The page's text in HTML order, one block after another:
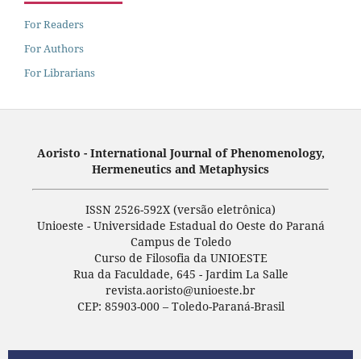
For Readers
For Authors
For Librarians
Aoristo - International Journal of Phenomenology,
Hermeneutics and Metaphysics
ISSN 2526-592X (versão eletrônica)
Unioeste - Universidade Estadual do Oeste do Paraná
Campus de Toledo
Curso de Filosofia da UNIOESTE
Rua da Faculdade, 645 - Jardim La Salle
revista.aoristo@unioeste.br
CEP: 85903-000 – Toledo-Paraná-Brasil